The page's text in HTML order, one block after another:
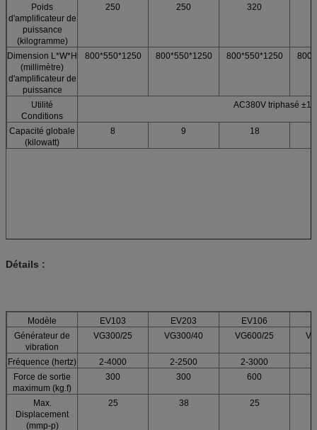
Poids
d'amplificateur de
puissance
(kilogramme)
250 250 320
Dimension L*W*H
(millimètre)
d'amplificateur de
puissance
800*550*1250 800*550*1250 800*550*1250
Utilité
Conditions
AC380V triphasé
Capacité globale
(kilowatt)
8 9 18
Détails :
Modèle EV103 EV203 EV106
Générateur de
vibration
VG300/25 VG300/40 VG600/25
Fréquence (hertz) 2-4000 2-2500 2-3000
Force de sortie
maximum (kg.f)
300 300 600
Max.
Displacement
(mmp-p)
25 38 25